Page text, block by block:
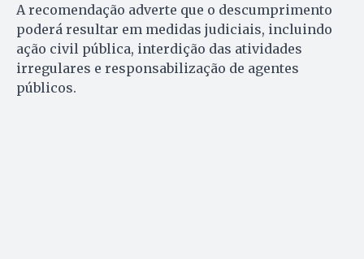
A recomendação adverte que o descumprimento
poderá resultar em medidas judiciais, incluindo
ação civil pública, interdição das atividades
irregulares e responsabilização de agentes
públicos.